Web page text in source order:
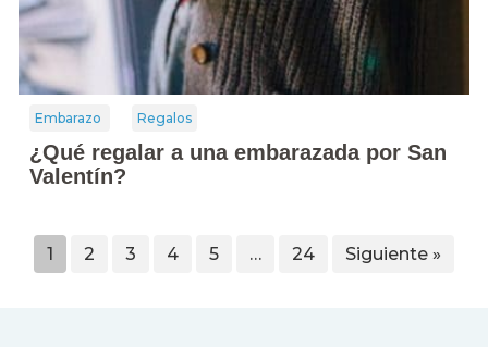
Embarazo Regalos
¿Qué regalar a una embarazada por San
Valentín?
1 2 3 4 5 … 24 Siguiente »